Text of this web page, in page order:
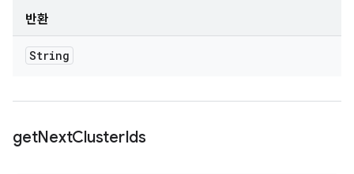
반환
String
getNextClusterIds